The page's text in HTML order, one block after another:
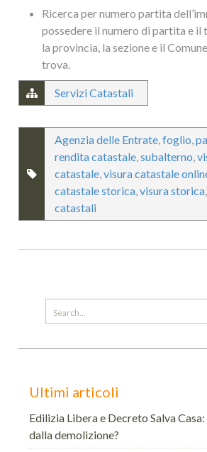
Ricerca per numero partita
possedere il numero di partita e il
la provincia, la sezione e il
trova.
Servizi Catastali
Agenzia delle Entrate,foglio,
rendita catastale,subalterno,
catastale,visura catastale
catastale storica,visura storica
catastali
Search
for:
Ultimi articoli
Edilizia Libera e Decreto Salva
dalla demolizione?